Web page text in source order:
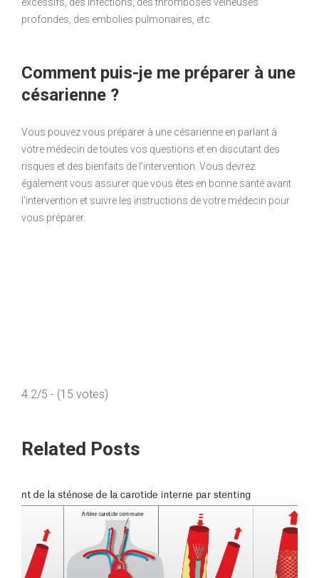
excessifs, des infections, des thromboses veineuses
profondes, des embolies pulmonaires, etc.
Comment puis-je me préparer à une
césarienne ?
Vous pouvez vous préparer à une césarienne en parlant à
votre médecin de toutes vos questions et en discutant des
risques et des bienfaits de l’intervention. Vous devrez
également vous assurer que vous êtes en bonne santé avant
l’intervention et suivre les instructions de votre médecin pour
vous préparer.
4.2/5 - (15 votes)
Related Posts